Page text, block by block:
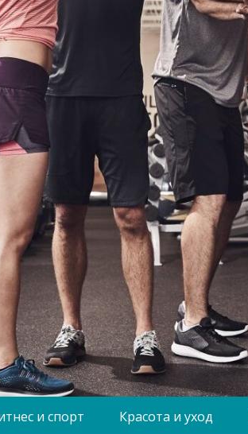
и спорт Красота и уход